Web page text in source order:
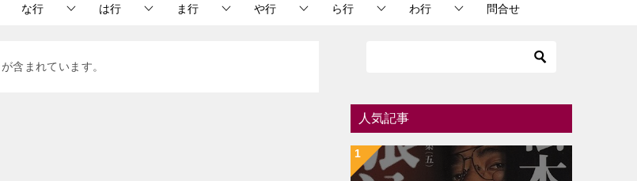
な行 は行 ま行 や行 ら行 わ行 問合せ
含まれています。
人気記事